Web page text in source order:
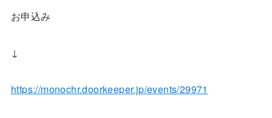
お申込み
↓
https://monochr.doorkeeper.jp/events/29971